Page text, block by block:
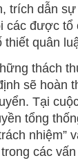
trích dẫn
các được
thiết quân
thách
sẽ hoàn
Tại
tổng
nhiệm”
các vấn